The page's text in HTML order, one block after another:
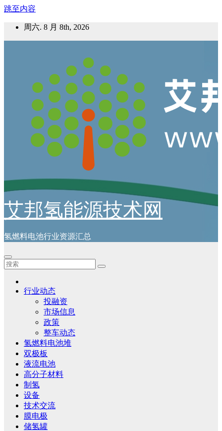
跳至内容
周六. 8 月 8th, 2026
艾邦氢能源技术网
氢燃料电池行业资源汇总
行业动态
投融资
市场信息
政策
整车动态
氢燃料电池堆
双极板
液流电池
高分子材料
制氢
设备
技术交流
膜电极
储氢罐